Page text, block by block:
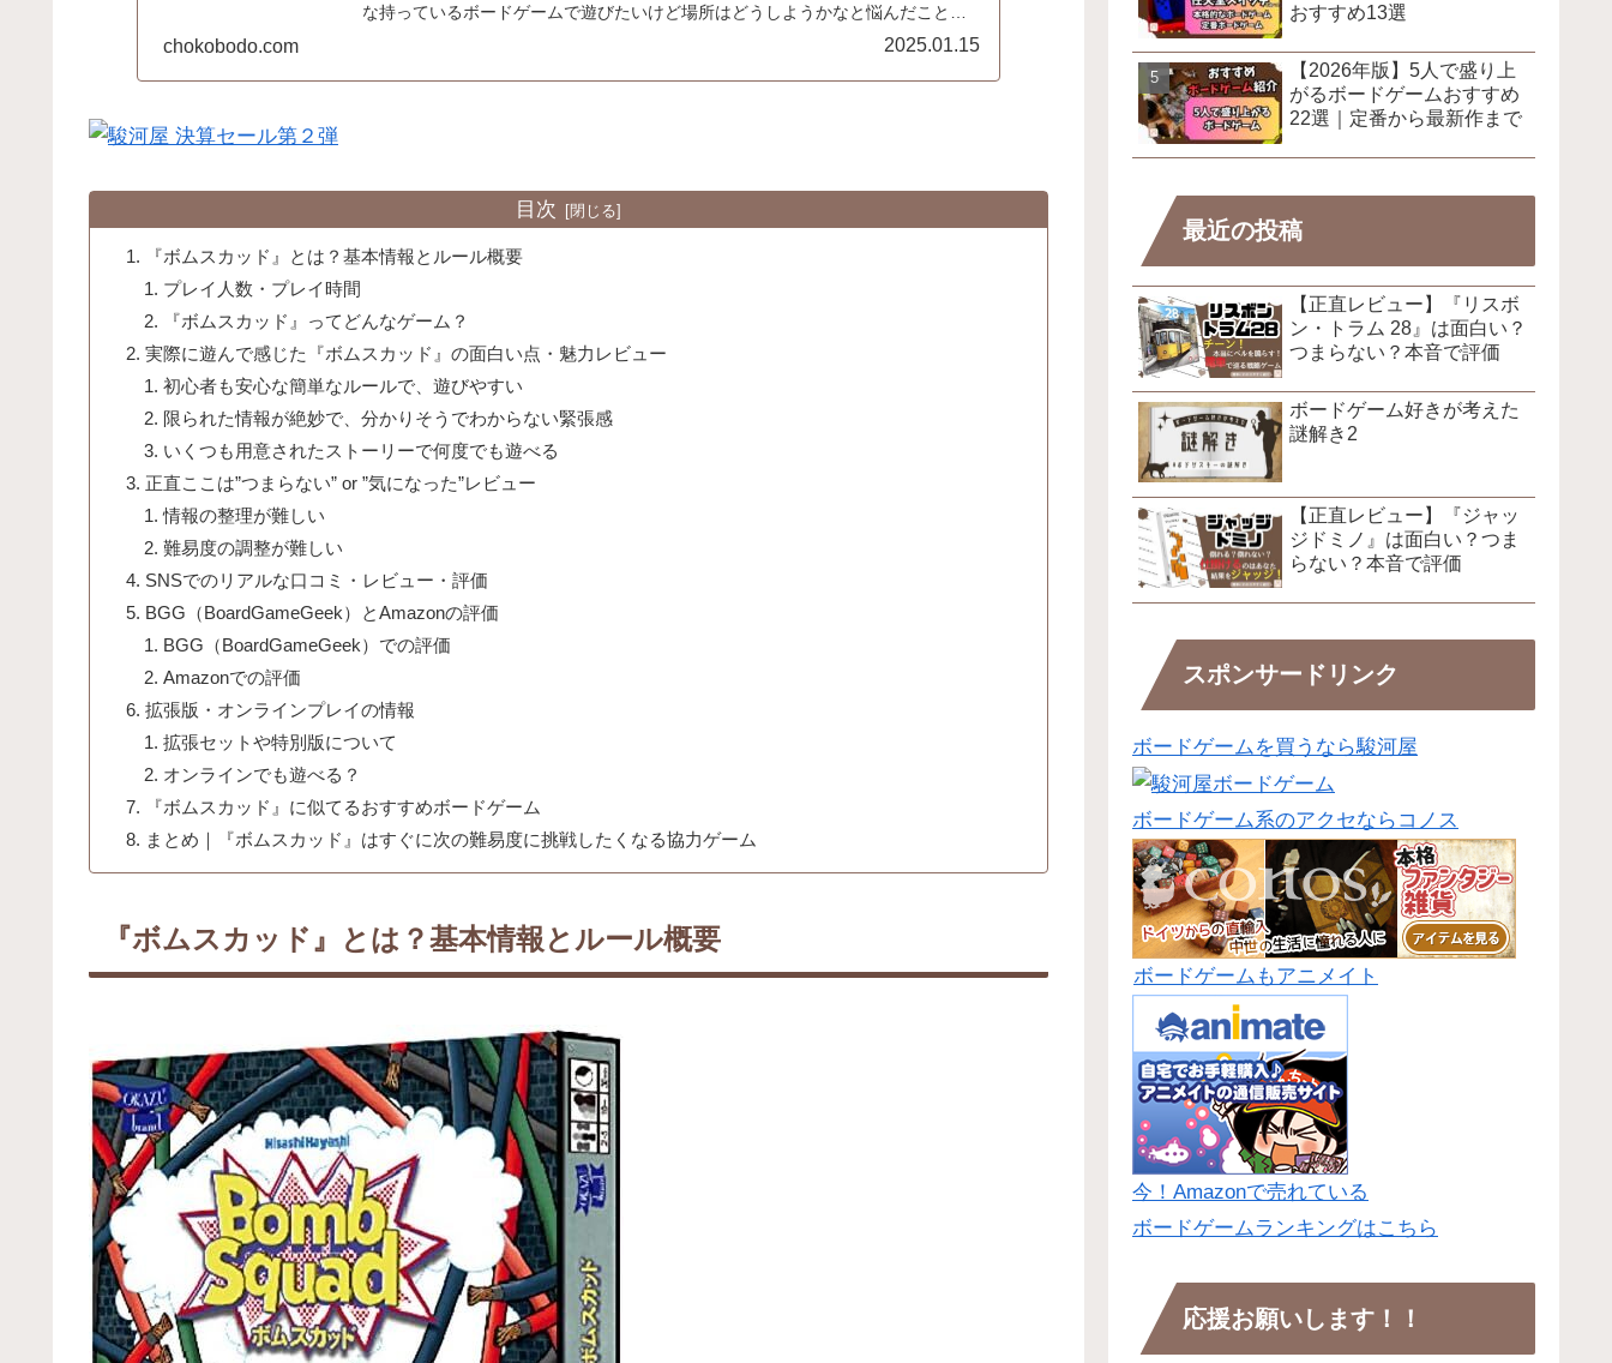
な持っているボードゲームで遊びたいけど場所はどうしようかなと悩んだことは
chokobodo.com 2025.01.15
目次
『ボムスカッド』とは？基本情報とルール概要
プレイ人数・プレイ時間
『ボムスカッド』ってどんなゲーム？
実際に遊んで感じた『ボムスカッド』の面白い点・魅力レビュー
初心者も安心な簡単なルールで、遊びやすい
限られた情報が絶妙で、分かりそうでわからない緊張感
いくつも用意されたストーリーで何度でも遊べる
正直ここは”つまらない” or ”気になった”レビュー
情報の整理が難しい
難易度の調整が難しい
SNSでのリアルな口コミ・レビュー・評価
BGG（BoardGameGeek）とAmazonの評価
BGG（BoardGameGeek）での評価
Amazonでの評価
拡張版・オンラインプレイの情報
拡張セットや特別版について
オンラインでも遊べる？
『ボムスカッド』に似てるおすすめボードゲーム
まとめ｜『ボムスカッド』はすぐに次の難易度に挑戦したくなる協力ゲーム
『ボムスカッド』とは？基本情報とルール概要
おすすめ13選
【2026年版】5人で盛り上
がるボードゲームおすすめ
22選｜定番から最新作まで
最近の投稿
【正直レビュー】『リスボ
ン・トラム 28』は面白い？
つまらない？本音で評価
ボードゲーム好きが考えた
謎解き2
【正直レビュー】『ジャッ
ジドミノ』は面白い？つま
らない？本音で評価
スポンサードリンク
ボードゲームを買うなら駿河屋
ボードゲーム系のアクセならコノス
ボードゲームもアニメイト
今！Amazonで売れている
ボードゲームランキングはこちら
応援お願いします！！